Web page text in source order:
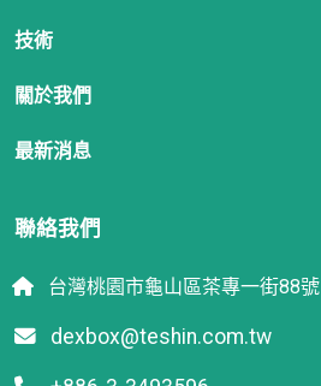
技術
關於我們
最新消息
聯絡我們
台灣桃園市龜山區茶專一街88號
dexbox@teshin.com.tw